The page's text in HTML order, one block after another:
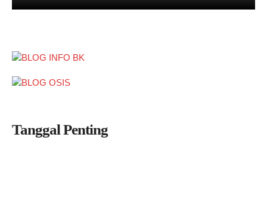
Tanggal Penting